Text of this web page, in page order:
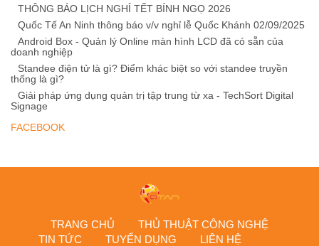
THÔNG BÁO LỊCH NGHỈ TẾT BÍNH NGỌ 2026
Quốc Tế An Ninh thông báo v/v nghỉ lễ Quốc Khánh 02/09/2025
Android Box - Quản lý Online màn hình LCD đã có sẵn của
doanh nghiệp
Standee điện tử là gì? Điểm khác biệt so với standee truyền
thống là gì?
Giải pháp ứng dụng quản trị tập trung từ xa - TechSort Digital
Signage
FACEBOOK
TRANG CHỦ
THỦ THUẬT CÔNG NGHỆ
TIN TỨC
TUYỂN DỤNG LIÊN HỆ